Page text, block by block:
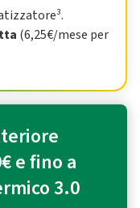
(6,25€/mese per
e fino a
3.0